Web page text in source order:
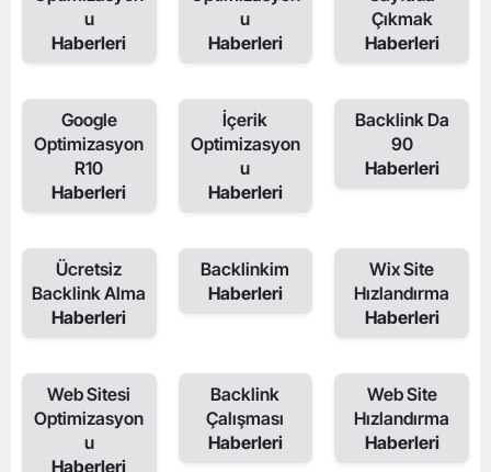
u
Haberleri
u
Haberleri
Çıkmak
Haberleri
Google
Optimizasyon
R10
Haberleri
İçerik
Optimizasyon
u
Haberleri
Backlink Da
90
Haberleri
Ücretsiz
Backlink Alma
Haberleri
Backlinkim
Haberleri
Wix Site
Hızlandırma
Haberleri
Web Sitesi
Optimizasyon
u
Haberleri
Backlink
Çalışması
Haberleri
Web Site
Hızlandırma
Haberleri